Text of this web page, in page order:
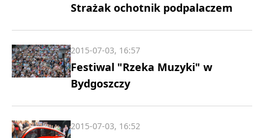
Strażak ochotnik podpalaczem
Festiwal "Rzeka Muzyki" w
Bydgoszczy
2015-07-03, 16:57
2015-07-03, 16:52